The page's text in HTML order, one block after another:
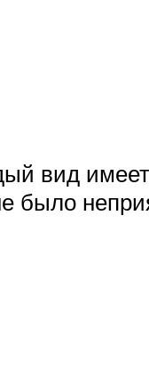
вид
было